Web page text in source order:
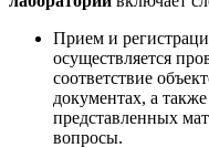
Прием и
осуществляется
соответствие
документах, а
представленных
вопросы.